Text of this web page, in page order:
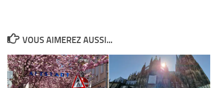
VOUS AIMEREZ AUSSI...